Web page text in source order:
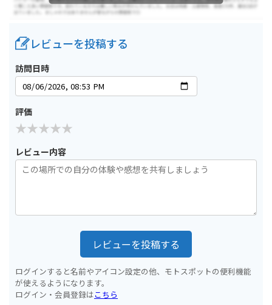
レビューを投稿する
訪問日時
評価
レビュー内容
レビューを投稿する
ログインすると名前やアイコン設定の他、モトスポットの便利機能
が使えるようになります。
ログイン・会員登録はこちら